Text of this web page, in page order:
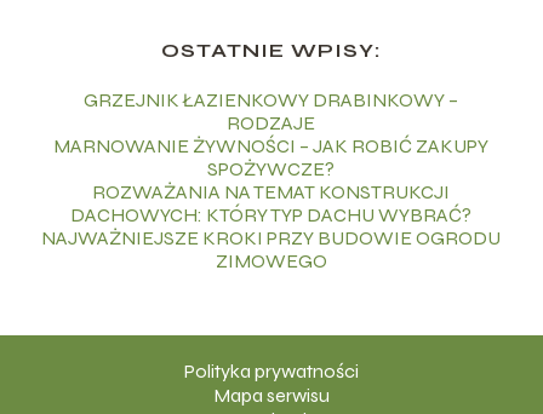
OSTATNIE WPISY:
GRZEJNIK ŁAZIENKOWY DRABINKOWY –
RODZAJE
MARNOWANIE ŻYWNOŚCI – JAK ROBIĆ ZAKUPY
SPOŻYWCZE?
ROZWAŻANIA NA TEMAT KONSTRUKCJI
DACHOWYCH: KTÓRY TYP DACHU WYBRAĆ?
NAJWAŻNIEJSZE KROKI PRZY BUDOWIE OGRODU
ZIMOWEGO
Polityka prywatności
Mapa serwisu